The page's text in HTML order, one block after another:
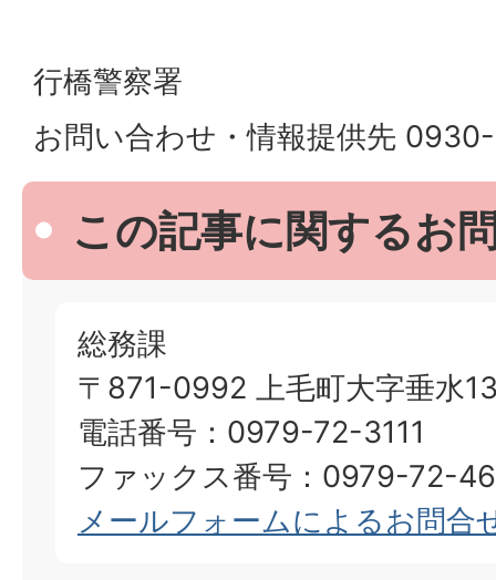
行橋警察署
お問い合わせ・情報提供先
この記事に関するお
総務課
〒871-0992 上毛町大字垂水
電話番号：0979-72-3111
ファックス番号：0979-72-
メールフォームによるお問合